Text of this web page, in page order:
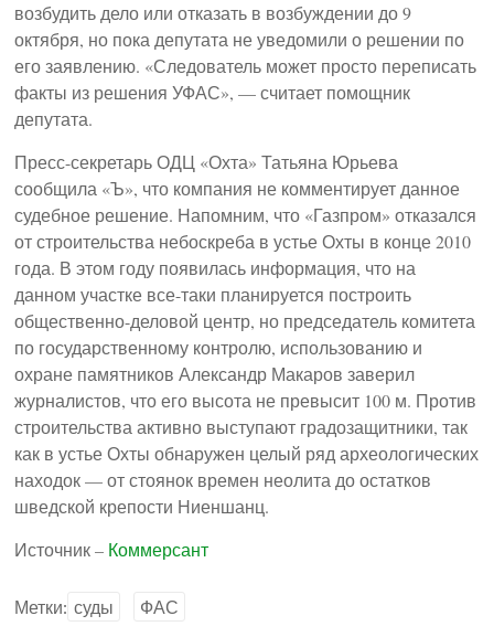
возбудить дело или отказать в возбуждении до 9
октября, но пока депутата не уведомили о решении по
его заявлению. «Следователь может просто переписать
факты из решения УФАС», — считает помощник
депутата.
Пресс-секретарь ОДЦ «Охта» Татьяна Юрьева
сообщила «Ъ», что компания не комментирует данное
судебное решение. Напомним, что «Газпром» отказался
от строительства небоскреба в устье Охты в конце 2010
года. В этом году появилась информация, что на
данном участке все-таки планируется построить
общественно-деловой центр, но председатель комитета
по государственному контролю, использованию и
охране памятников Александр Макаров заверил
журналистов, что его высота не превысит 100 м. Против
строительства активно выступают градозащитники, так
как в устье Охты обнаружен целый ряд археологических
находок — от стоянок времен неолита до остатков
шведской крепости Ниеншанц.
Источник – Коммерсант
Метки: суды ФАС